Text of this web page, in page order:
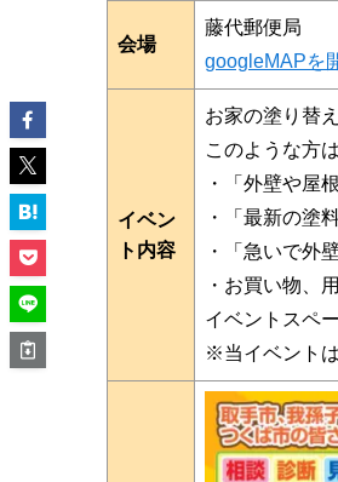
会場
藤代郵便局
googleMAPを
イベン
ト内容
お家の塗り替
このような方
・「外壁や屋
・「最新の塗
・「急いで外
・お買い物、
イベントスペ
※当イベント